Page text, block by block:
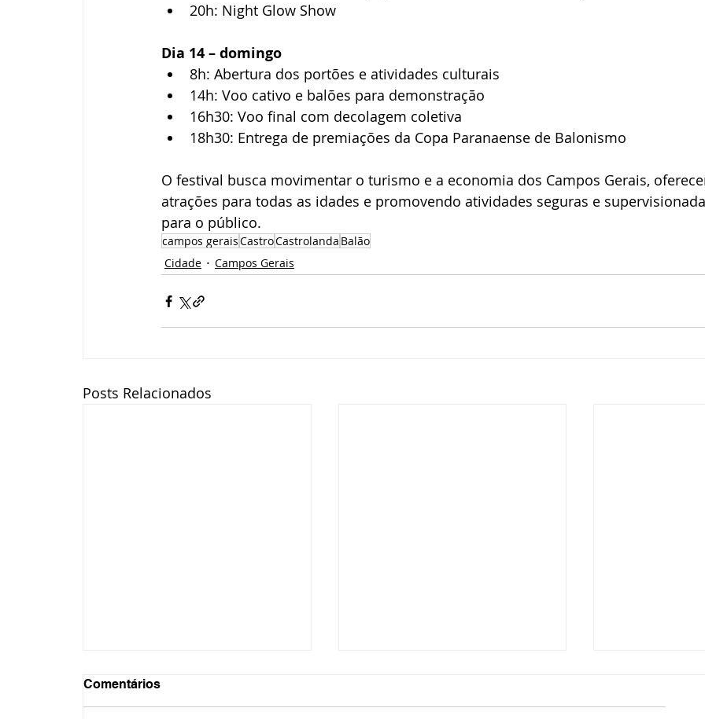
20h: Night Glow Show
Dia 14 – domingo
8h: Abertura dos portões e atividades culturais
14h: Voo cativo e balões para demonstração
16h30: Voo final com decolagem coletiva
18h30: Entrega de premiações da Copa Paranaense de Balonismo
O festival busca movimentar o turismo e a economia dos Campos Gerais,
atrações para todas as idades e promovendo atividades seguras e
para o público.
campos geraisCastroCastrolanda Balão
Cidade
Campos Gerais
Posts Relacionados
Comentários